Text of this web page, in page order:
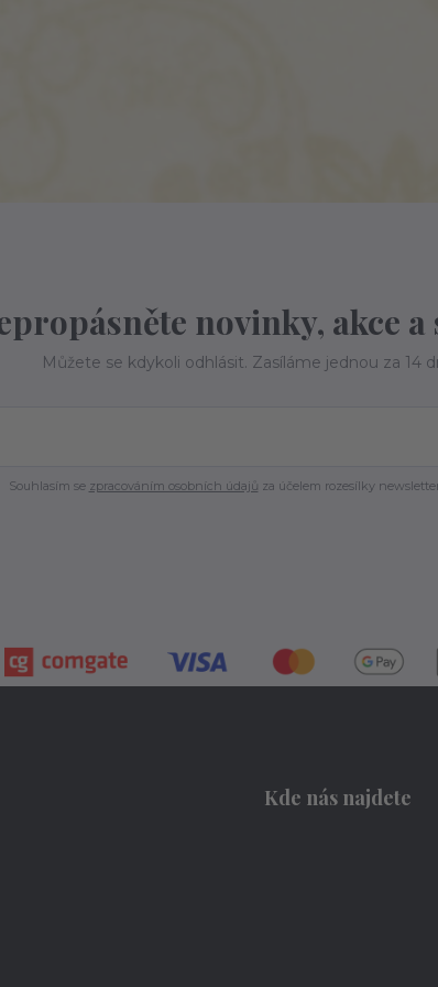
novinky, akce a
Můžete se kdykoli odhlásit. Zasíláme jednou za 14
Souhlasím se zpracováním osobních údajů za účelem rozesílky
Kde nás najdete